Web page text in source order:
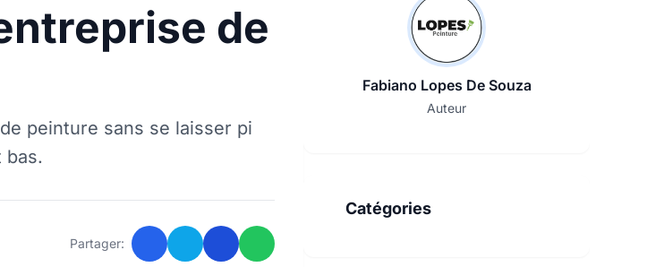
de
peinture sans se laisser pi
bas.
Partager:
Fabiano Lopes De Souza
Auteur
Catégories